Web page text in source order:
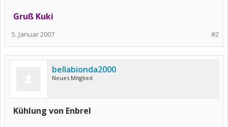
Gruß Kuki
#2
5. Januar 2007
bellabionda2000
Neues Mitglied
Kühlung von Enbrel